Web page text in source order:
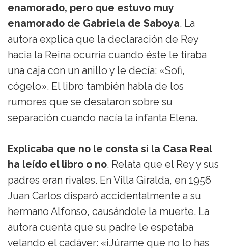
enamorado, pero que estuvo muy
enamorado de Gabriela de Saboya. La
autora explica que la declaración de Rey
hacia la Reina ocurría cuando éste le tiraba
una caja con un anillo y le decía: «Sofi,
cógelo». El libro también habla de los
rumores que se desataron sobre su
separación cuando nacía la infanta Elena.
Explicaba que no le consta si la Casa Real
ha leído el libro o no. Relata que el Rey y sus
padres eran rivales. En Villa Giralda, en 1956
Juan Carlos disparó accidentalmente a su
hermano Alfonso, causándole la muerte. La
autora cuenta que su padre le espetaba
velando el cadáver: «¡Júrame que no lo has